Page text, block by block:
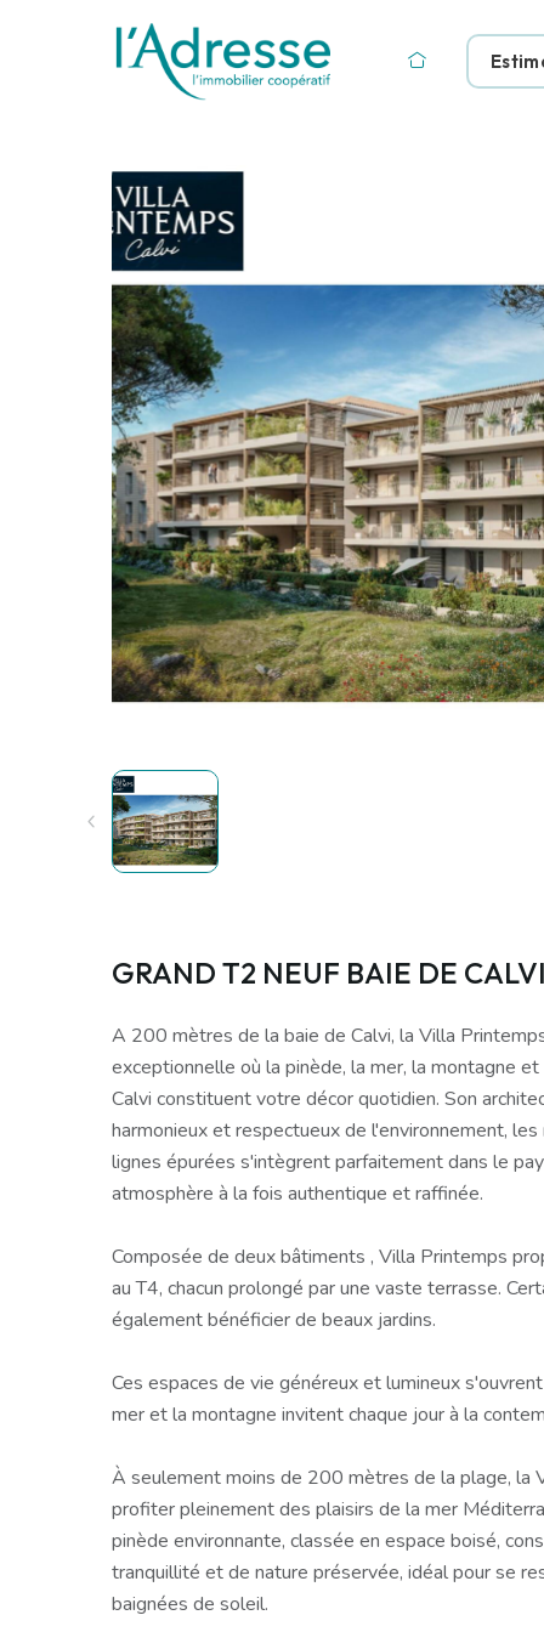
GRAND T2 NEUF BAIE DE
A 200 mètres de la baie de Calvi, la Villa
exceptionnelle où la pinède, la mer, la montagne
Calvi constituent votre décor quotidien. Son
harmonieux et respectueux de l'environnement,
lignes épurées s'intègrent parfaitement dans le
atmosphère à la fois authentique et raffinée.
Composée de deux bâtiments , Villa Printemps
au T4, chacun prolongé par une vaste terrasse.
également bénéficier de beaux jardins.
Ces espaces de vie généreux et lumineux
mer et la montagne invitent chaque jour à la
À seulement moins de 200 mètres de la plage, la
profiter pleinement des plaisirs de la mer
pinède environnante, classée en espace boisé,
tranquillité et de nature préservée, idéal pour se
baignées de soleil.